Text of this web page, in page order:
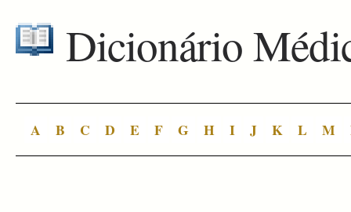
Dicionário
A B C D E F G H I J K L M